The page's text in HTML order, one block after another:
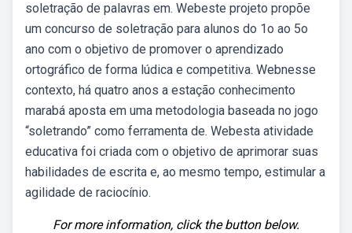
soletração de palavras em. Webeste projeto propõe
um concurso de soletração para alunos do 1o ao 5o
ano com o objetivo de promover o aprendizado
ortográfico de forma lúdica e competitiva. Webnesse
contexto, há quatro anos a estação conhecimento
marabá aposta em uma metodologia baseada no jogo
“soletrando” como ferramenta de. Webesta atividade
educativa foi criada com o objetivo de aprimorar suas
habilidades de escrita e, ao mesmo tempo, estimular a
agilidade de raciocínio.
For more information, click the button below.